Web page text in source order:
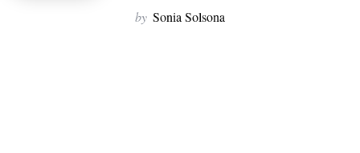
by Sonia Solsona